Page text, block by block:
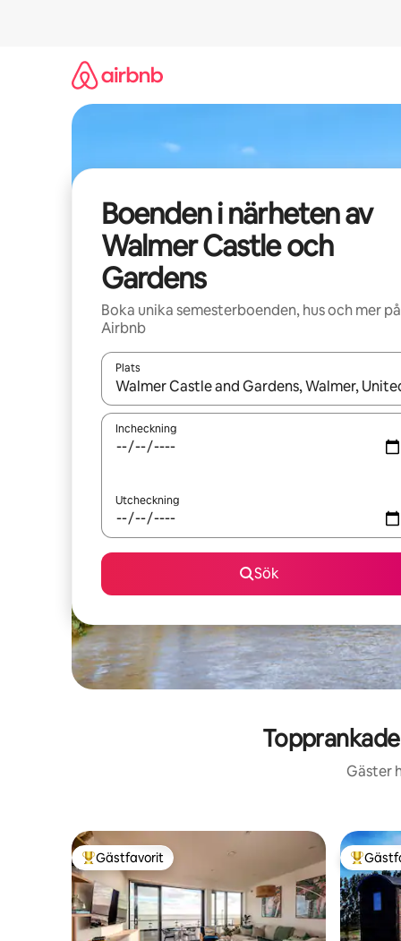
Boenden i närheten av
Walmer Castle och
Gardens
Boka unika semesterboenden, hus och mer på
Airbnb
Plats
När resultaten är tillgängliga kan du navigera
Incheckning
Utcheckning
Sök
Gäster
Populär gästfavorit
Gästfavorit